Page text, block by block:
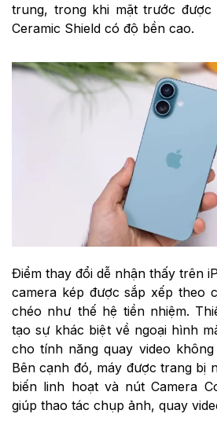
trung, trong khi mặt trước
Ceramic Shield có độ bền cao.
Điểm thay đổi dễ nhận thấy trên
camera kép được sắp xếp theo
chéo như thế hệ tiền nhiệm.
tạo sự khác biệt về ngoại hình
cho tính năng quay video không
Bên cạnh đó, máy được trang bị
biến linh hoạt và nút Camera
giúp thao tác chụp ảnh, quay